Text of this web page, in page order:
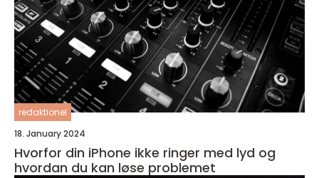
redaktionel
18. January 2024
Hvorfor din iPhone ikke ringer med lyd og
hvordan du kan løse problemet